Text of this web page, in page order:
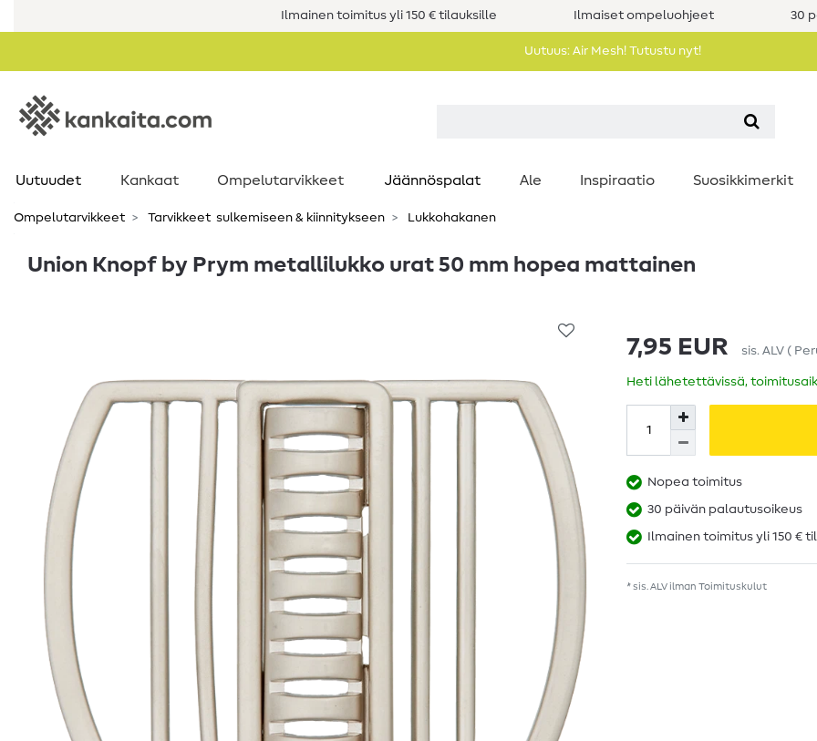
Ilmainen toimitus yli 150 € tilauksille Ilmaiset ompeluohjeet 30
Uutuus: Air Mesh! Tutustu nyt!
Uutuudet Kankaat Ompelutarvikkeet Jäännöspalat Ale Inspiraatio Suosikkimerkit
Ompelutarvikkeet Tarvikkeet ​ sulkemiseen & kiinnitykseen Lukkohakanen
Union Knopf by Prym metallilukko urat 50 mm hopea mattainen
7,95 EUR sis. ALV (
Heti lähetettävissä,
Nopea toimitus
30 päivän palautusoikeus
Ilmainen toimitus yli 150 €
* sis. ALV ilman Toimituskulut